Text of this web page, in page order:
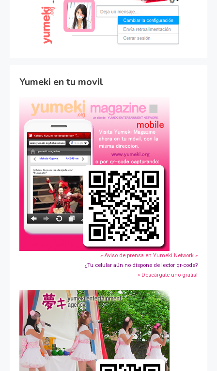
Yumeki en tu movil
» Aviso de prensa en Yumeki Network »
¿Tu celular aún no dispone de lector qr-code?
» Descárgate uno gratis!